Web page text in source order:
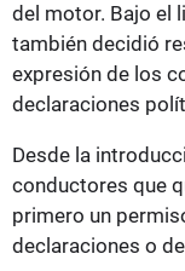
del motor. Bajo el
también decidió
expresión de los
declaraciones
Desde la
conductores que
primero un
declaraciones o